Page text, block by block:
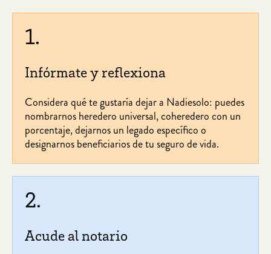
1.
Infórmate y reflexiona
Considera qué te gustaría dejar a Nadiesolo: puedes
nombrarnos heredero universal, coheredero con un
porcentaje, dejarnos un legado específico o
designarnos beneficiarios de tu seguro de vida.
2.
Acude al notario